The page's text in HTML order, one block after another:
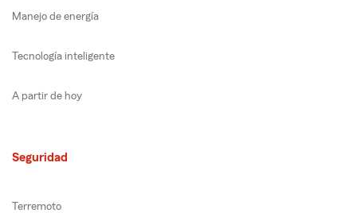
Manejo de energía
Tecnología inteligente
A partir de hoy
Seguridad
Terremoto